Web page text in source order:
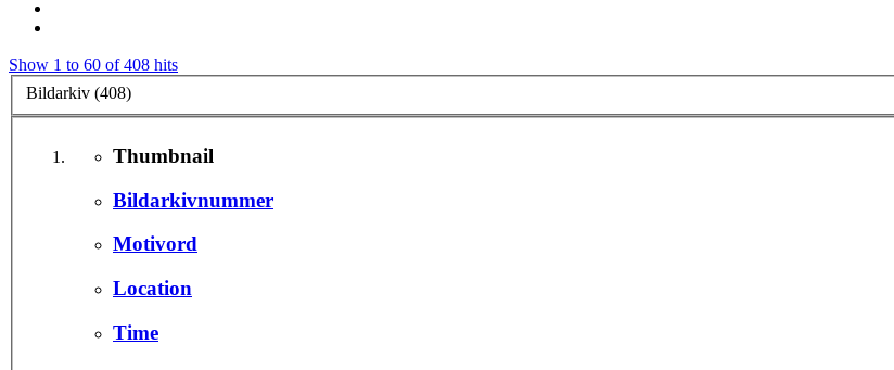
Show 1 to 60 of 408 hits
Bildarkiv (408)
Thumbnail
Bildarkivnummer
Motivord
Location
Time